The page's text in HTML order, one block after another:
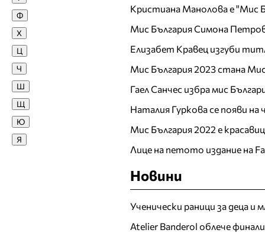
Кристиана Манолова е "Мис
Мис България Симона
Елизабет Кравец изгуби
Мис България 2023 стана
Гаел Санчес избра мис
Наталия Гуркова се появи
Мис България 2022 е
Лице на петото издание на
Новини
Ученически раници за деца и
Atelier Banderol облече
Жана
Жасмина Жекова
Жасмина Тошкова
З
Зара
Златка Димитрова
И
Ива Атанасова
Ф
Х
Ц
Ч
Ш
Щ
Ю
Я